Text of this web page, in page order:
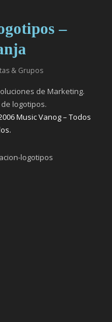
–
& Grupos
de Marketing.
logotipos.
Music Vanog – Todos